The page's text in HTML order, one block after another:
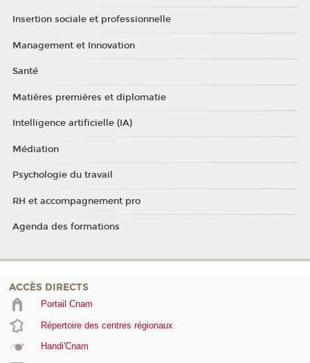
Insertion sociale et professionnelle
Management et Innovation
Santé
Matières premières et diplomatie
Intelligence artificielle (IA)
Médiation
Psychologie du travail
RH et accompagnement pro
Agenda des formations
ACCÈS DIRECTS
Portail Cnam
Répertoire des centres régionaux
Handi'Cnam